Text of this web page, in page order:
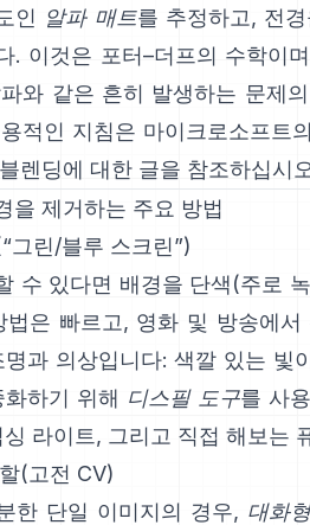
인 알파 매트를 추정하고, 전
. 이것은 포터–더프의 수학이
와 같은 흔히 발생하는 문제
적인 지침은 마이크로소프트
렌딩에 대한 글을 참조하십시
을 제거하는 주요 방법
그린/블루 스크린”)
수 있다면 배경을 단색(주로
은 빠르고, 영화 및 방송에서
과 의상입니다: 색깔 있는 빛
하기 위해 디스필 도구를 사
라이트, 그리고 직접 해보는
(고전 CV)
한 단일 이미지의 경우, 대화형